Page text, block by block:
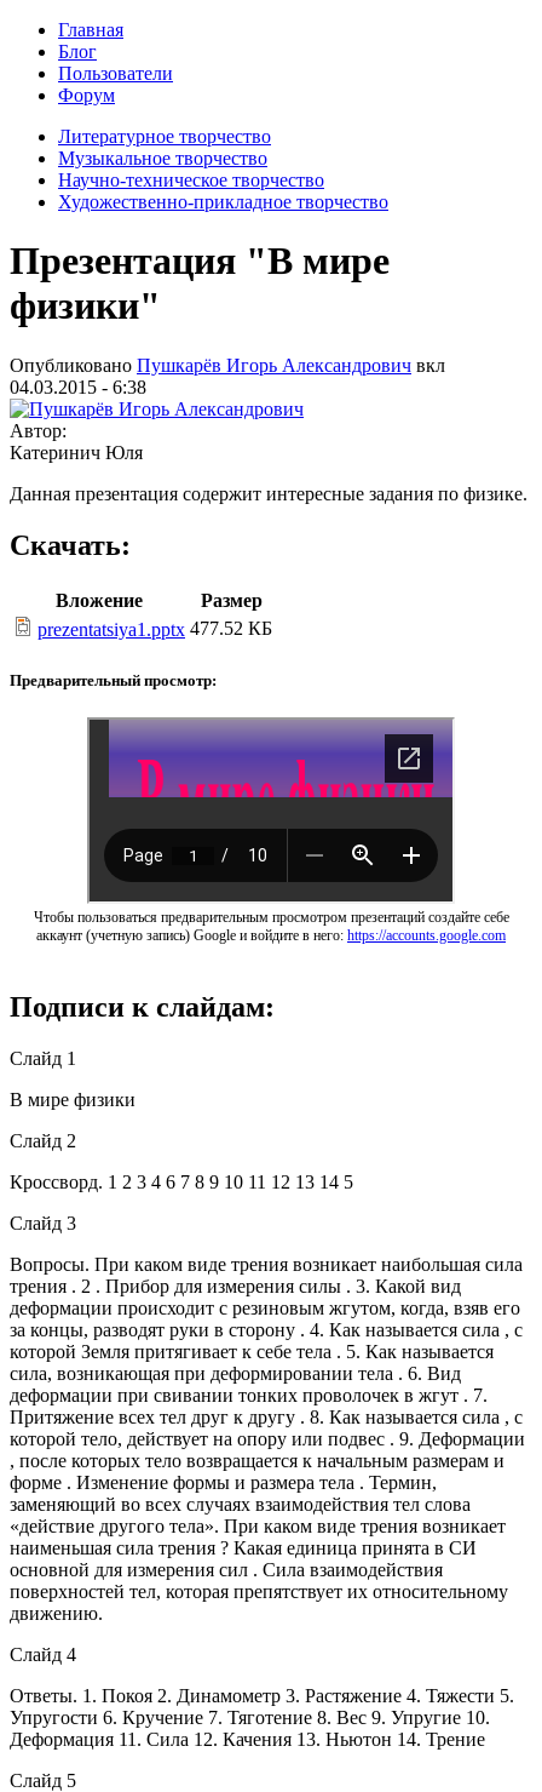
Главная
Блог
Пользователи
Форум
Литературное творчество
Музыкальное творчество
Научно-техническое творчество
Художественно-прикладное творчество
Презентация "В мире
физики"
Опубликовано Пушкарёв Игорь Александрович вкл
04.03.2015 - 6:38
Автор:
Катеринич Юля
Данная презентация содержит интересные задания по физике.
Скачать:
Вложение
Размер
prezentatsiya1.pptx 477.52 КБ
Предварительный просмотр:
Чтобы пользоваться предварительным просмотром презентаций создайте себе
аккаунт (учетную запись) Google и войдите в него: https://accounts.google.com
Подписи к слайдам:
Слайд 1
В мире физики
Слайд 2
Кроссворд. 1 2 3 4 6 7 8 9 10 11 12 13 14 5
Слайд 3
Вопросы. При каком виде трения возникает наибольшая сила
трения . 2 . Прибор для измерения силы . 3. Какой вид
деформации происходит с резиновым жгутом, когда, взяв его
за концы, разводят руки в сторону . 4. Как называется сила , с
которой Земля притягивает к себе тела . 5. Как называется
сила, возникающая при деформировании тела . 6. Вид
деформации при свивании тонких проволочек в жгут . 7.
Притяжение всех тел друг к другу . 8. Как называется сила , с
которой тело, действует на опору или подвес . 9. Деформации
, после которых тело возвращается к начальным размерам и
форме . Изменение формы и размера тела . Термин,
заменяющий во всех случаях взаимодействия тел слова
«действие другого тела». При каком виде трения возникает
наименьшая сила трения ? Какая единица принята в СИ
основной для измерения сил . Сила взаимодействия
поверхностей тел, которая препятствует их относительному
движению.
Слайд 4
Ответы. 1. Покоя 2. Динамометр 3. Растяжение 4. Тяжести 5.
Упругости 6. Кручение 7. Тяготение 8. Вес 9. Упругие 10.
Деформация 11. Сила 12. Качения 13. Ньютон 14. Трение
Слайд 5